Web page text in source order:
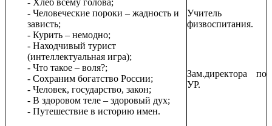
- Хлеб всему голова;
- Человеческие пороки – жадность и
зависть;
- Курить – немодно;
- Находчивый турист
(интеллектуальная игра);
- Что такое – воля?;
- Сохраним богатство России;
- Человек, государство, закон;
- В здоровом теле – здоровый дух;
- Путешествие в историю имен.
Учитель
физвоспитания.
Зам.директора по
УР.